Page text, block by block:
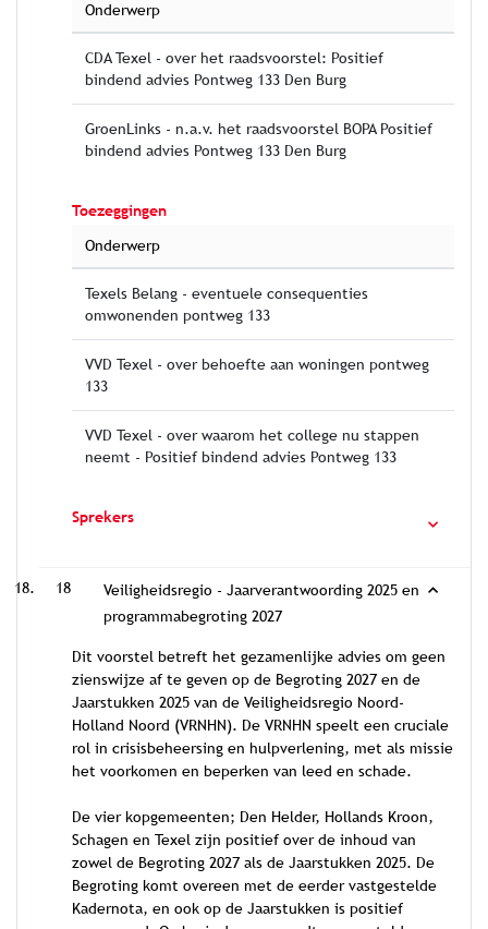
Onderwerp
CDA Texel - over het raadsvoorstel: Positief
bindend advies Pontweg 133 Den Burg
GroenLinks - n.a.v. het raadsvoorstel BOPA Positief
bindend advies Pontweg 133 Den Burg
Toezeggingen
Onderwerp
Texels Belang - eventuele consequenties
omwonenden pontweg 133
VVD Texel - over behoefte aan woningen pontweg
133
VVD Texel - over waarom het college nu stappen
neemt - Positief bindend advies Pontweg 133
Sprekers
18
Veiligheidsregio - Jaarverantwoording 2025 en
programmabegroting 2027
Dit voorstel betreft het gezamenlijke advies om geen
zienswijze af te geven op de Begroting 2027 en de
Jaarstukken 2025 van de Veiligheidsregio Noord-
Holland Noord (VRNHN). De VRNHN speelt een cruciale
rol in crisisbeheersing en hulpverlening, met als missie
het voorkomen en beperken van leed en schade.
De vier kopgemeenten; Den Helder, Hollands Kroon,
Schagen en Texel zijn positief over de inhoud van
zowel de Begroting 2027 als de Jaarstukken 2025. De
Begroting komt overeen met de eerder vastgestelde
Kadernota, en ook op de Jaarstukken is positief